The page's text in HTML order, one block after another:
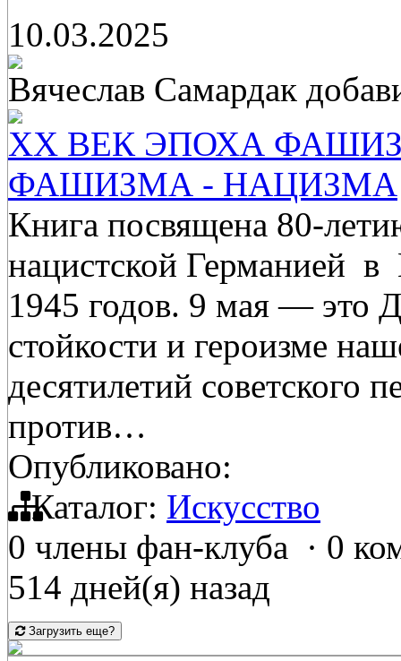
10.03.2025
Вячеслав Самардак
XX ВЕК ЭПОХА
ФАШИЗМА - НАЦИЗМА
Книга посвящена 80-
нацистской Германией
1945 годов. 9 мая — это
стойкости и героизме
десятилетий советского
против…
Опубликовано:
Каталог: Искусство
0 члены фан-клуба · 0
514 дней(я) назад
Загрузить еще?